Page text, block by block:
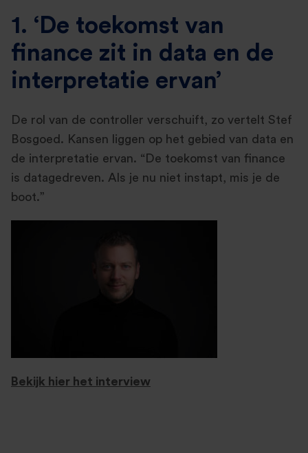
1. ‘De toekomst van
finance zit in data en de
interpretatie ervan’
De rol van de controller verschuift, zo vertelt Stef
Bosgoed. Kansen liggen op het gebied van data en
de interpretatie ervan. “De toekomst van finance
is datagedreven. Als je nu niet instapt, mis je de
boot.”
Bekijk hier het interview